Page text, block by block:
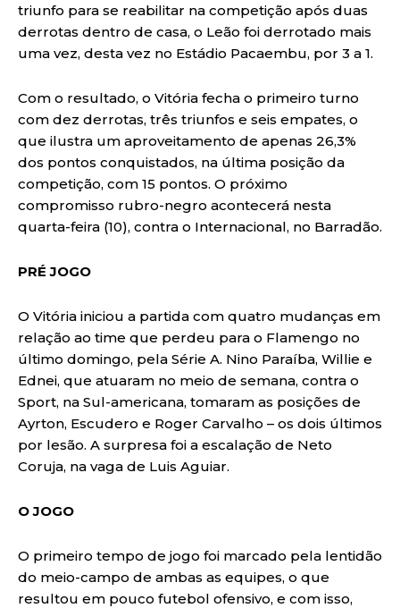
triunfo para se reabilitar na competição após duas
derrotas dentro de casa, o Leão foi derrotado mais
uma vez, desta vez no Estádio Pacaembu, por 3 a 1.
Com o resultado, o Vitória fecha o primeiro turno
com dez derrotas, três triunfos e seis empates, o
que ilustra um aproveitamento de apenas 26,3%
dos pontos conquistados, na última posição da
competição, com 15 pontos. O próximo
compromisso rubro-negro acontecerá nesta
quarta-feira (10), contra o Internacional, no Barradão.
PRÉ JOGO
O Vitória iniciou a partida com quatro mudanças em
relação ao time que perdeu para o Flamengo no
último domingo, pela Série A. Nino Paraíba, Willie e
Ednei, que atuaram no meio de semana, contra o
Sport, na Sul-americana, tomaram as posições de
Ayrton, Escudero e Roger Carvalho – os dois últimos
por lesão. A surpresa foi a escalação de Neto
Coruja, na vaga de Luis Aguiar.
O JOGO
O primeiro tempo de jogo foi marcado pela lentidão
do meio-campo de ambas as equipes, o que
resultou em pouco futebol ofensivo, e com isso,